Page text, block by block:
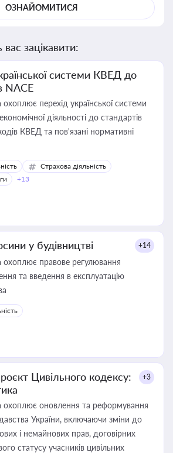
ОЗНАЙОМИТИСЯ
зацікавити:
системи КВЕД до
NACE
охоплює перехід української системи
діяльності до стандартів
КВЕД та пов'язані нормативні
Страхова діяльність
+13
у будівництві +14
охоплює правове регулювання
та введення в експлуатацію
Цивільного кодексу:
+3
охоплює оновлення та реформування
України, включаючи зміни до
і немайнових прав, договірних
статусу учасників цивільних